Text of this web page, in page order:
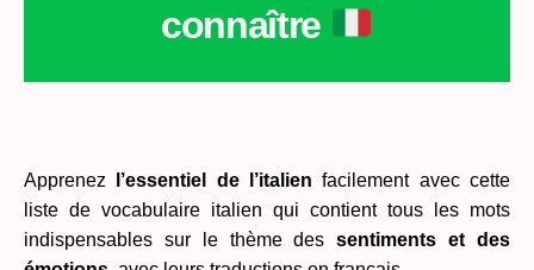
connaître
Apprenez l’essentiel de l’italien facilement avec cette
liste de vocabulaire italien qui contient tous les mots
indispensables sur le thème dessentiments et des